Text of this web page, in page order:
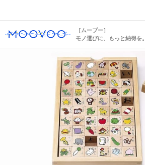
［ムーブー］
モノ選びに、もっと納得を。